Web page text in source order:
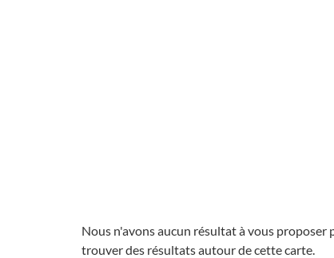
Nous n'avons aucun résultat à vous
trouver des résultats autour de cette carte.